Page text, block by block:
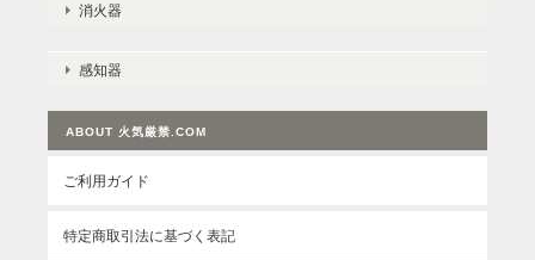
消火器
感知器
ABOUT 火気厳禁.COM
ご利用ガイド
特定商取引法に基づく表記